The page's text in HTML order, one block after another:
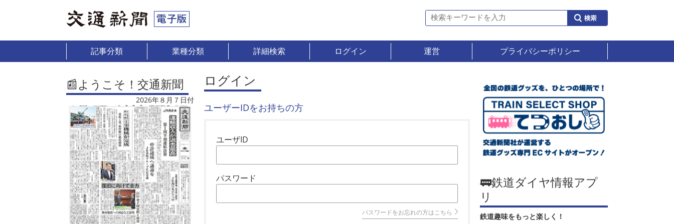
記事分類 業種分類 詳細検索 ログイン 運営 プライバシーポリシー
📰ようこそ！交通新聞
2026年８月７日付
ログイン
ユーザーIDをお持ちの方
ユーザID
パスワード
パスワードをお忘れの方はこちら
🚃鉄道ダイヤ情報アプ
リ
鉄道趣味をもっと楽しく！